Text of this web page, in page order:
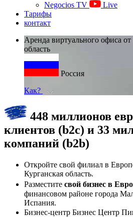
Negocios TV
Live
Тарифы
контакт
Аренда виртуального офиса
область
Россия
Как?
448 миллионов
клиентов (b2c) и 33
компаний (b2b)
Откройте свой филиал в
Курганская область.
Разместите свой бизнес в
финансовом районе города
Испания.
Бизнес-центр Бизнес Центр